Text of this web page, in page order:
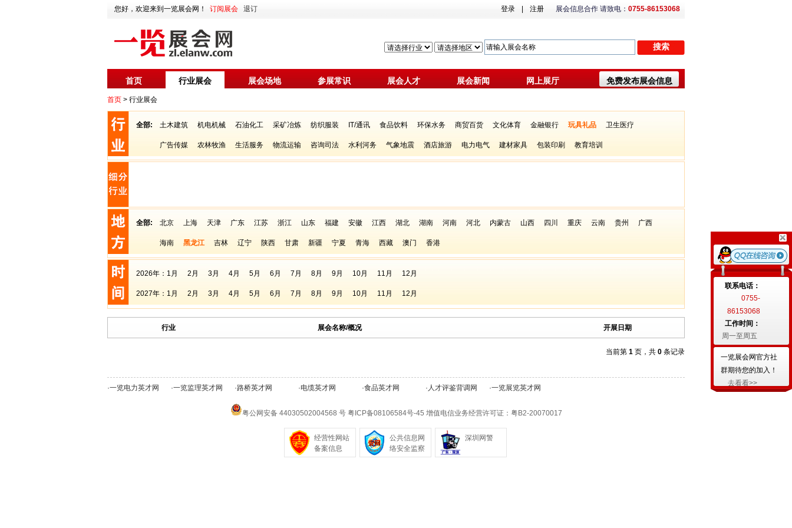
展会信息合作 请致电： 0755-86153068
登录 注册
您好，欢迎来到一览展会网！ 订阅展会 退订
免费发布展会信息
首页 行业展会 展会场地 参展常识 展会人才 展会新闻 网上展厅
首页 > 行业展会
全部: 土木建筑 机电机械 石油化工 采矿冶炼 纺织服装 IT/通讯 食品饮料 环保水务 商贸百货 文化体育 金融银行 玩具礼品 卫生医疗
广告传媒 农林牧渔 生活服务 物流运输 咨询司法 水利河务 气象地震 酒店旅游 电力电气 建材家具 包装印刷 教育培训
全部: 北京 上海 天津 广东 江苏 浙江 山东 福建 安徽 江西 湖北 湖南 河南 河北 内蒙古 山西 四川 重庆 云南 贵州 广西
海南 黑龙江 吉林 辽宁 陕西 甘肃 新疆 宁夏 青海 西藏 澳门 香港
2026年： 1月 2月 3月 4月 5月 6月 7月 8月 9月 10月 11月 12月
2027年： 1月 2月 3月 4月 5月 6月 7月 8月 9月 10月 11月 12月
行业 展会名称/概况 开展日期
联系电话：
0755-
86153068
工作时间：
周一至周五
一览展会网官方社
群期待您的加入！
去看看>>
当前第 1 页，共 0 条记录
·一览电力英才网 ·一览监理英才网 ·路桥英才网 ·电缆英才网 ·食品英才网 · 人才评鉴背调网 ·一览展览英才网
粤公网安备 44030502004568 号 粤ICP备08106584号-45 增值电信业务经营许可证：粤B2-20070017
经营性网站
备案信息
公共信息网
络安全监察
深圳网警